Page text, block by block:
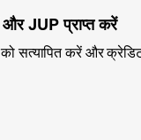
JUP प्राप्त करें
सत्यापित करें और